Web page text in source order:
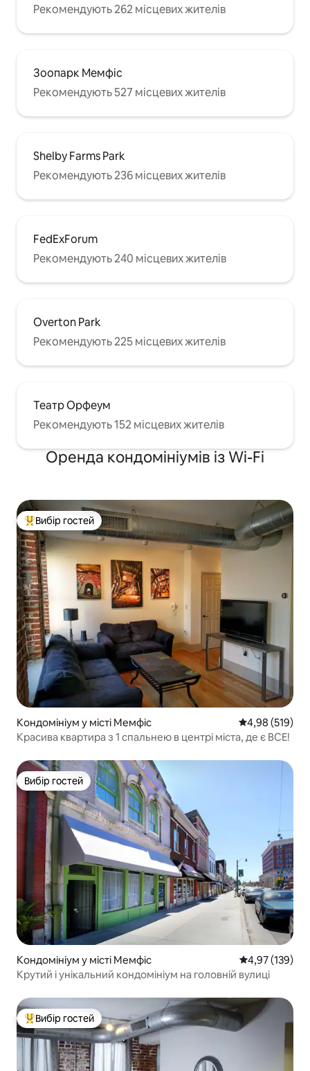
Рекомендують 262 місцевих жителів
Зоопарк Мемфіс
Рекомендують 527 місцевих жителів
Shelby Farms Park
Рекомендують 236 місцевих жителів
FedExForum
Рекомендують 240 місцевих жителів
Overton Park
Рекомендують 225 місцевих жителів
Театр Орфеум
Рекомендують 152 місцевих жителів
Оренда кондомініумів із Wi-Fi
Топ вибір гостей
Вибір гостей
Кондомініум у місті Мемфіс Середня
4,98 (519)
Красива квартира з 1 спальнею в центрі міста, де є ВСЕ!
Вибір гостей
Вибір гостей
Кондомініум у місті Мемфіс Середня
4,97 (139)
Крутий і унікальний кондомініум на головній вулиці
Топ вибір гостей
Вибір гостей